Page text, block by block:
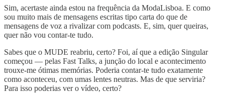
Sim, acertaste ainda estou na frequência da ModaLisboa. E como
sou muito mais de mensagens escritas tipo carta do que de
mensagens de voz a rivalizar com podcasts. E, sim, quer queiras,
quer não vou contar-te tudo.
Sabes que o MUDE reabriu, certo? Foi, aí que a edição Singular
começou — pelas Fast Talks, a junção do local e acontecimento
trouxe-me ótimas memórias. Poderia contar-te tudo exatamente
como aconteceu, com umas lentes neutras. Mas de que serviria?
Para isso poderias ver o vídeo, certo?